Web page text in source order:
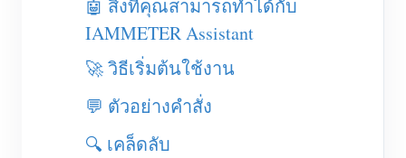
บริการโฮสต์ด้วยตนเอง
เครื่องชาร์จ EV
โปรแกรมจำลอง IAMMETER
🤖 สิ่งที่คุณสามารถทำได้กับ
IAMMETER Assistant
🚀 วิธีเริ่มต้นใช้งาน
💬 ตัวอย่างคำสั่ง
🔍 เคล็ดลับ